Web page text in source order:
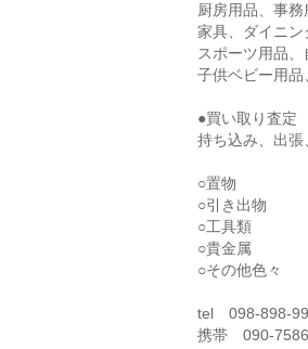
厨房用品、事
家具、ダイニ
スポーツ用品
子供ベビー用品
●買い取り査定
持ち込み、出張
○置物
○引き出物
○工具類
○貴金属
○その他色々
tel 098-898-
携帯 090-